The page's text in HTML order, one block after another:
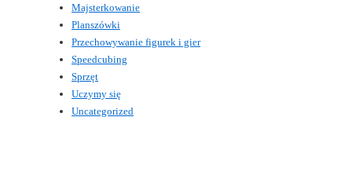
Majsterkowanie
Planszówki
Przechowywanie figurek i gier
Speedcubing
Sprzęt
Uczymy się
Uncategorized